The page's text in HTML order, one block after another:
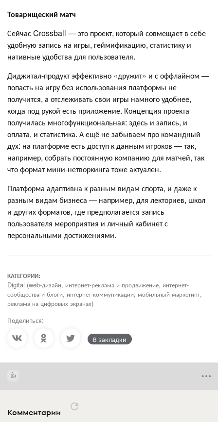
Товарищеский матч
Сейчас Crossball — это проект, который совмещает в себе
удобную запись на игры, геймификацию, статистику и
нативные удобства для пользователя.
Диджитал-продукт эффективно «дружит» и с оффлайном —
попасть на игру без использования платформы не
получится, а отслеживать свои игры намного удобнее,
когда под рукой есть приложение. Концепция проекта
получилась многофункциональная: здесь и запись, и
оплата, и статистика. А ещё не забываем про командный
дух: на платформе есть доступ к данным игроков — так,
например, собрать постоянную компанию для матчей, так
что формат мини-нетворкинга тоже актуален.
Платформа адаптивна к разным видам спорта, и даже к
разным видам бизнеса — например, для лекториев, школ
и других форматов, где предполагается запись
пользователя мероприятия и личный кабинет с
персональными достижениями.
КАТЕГОРИИ:
Digital (web-дизайн, интернет-реклама и продвижение, интернет-
сообщества и блоги, интернет-коммуникации, мобильный маркетинг,
реклама на цифровых экранах)
Поделиться:
В закладки
Комментарии